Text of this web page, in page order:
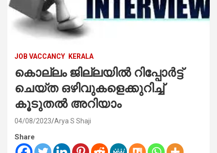
JOB VACCANCY KERALA
കൊല്ലം ജില്ലയിൽ റിപ്പോർട്ട്
ചെയ്‌ത ഒഴിവുകളെക്കുറിച്ച്
കൂടുതൽ അറിയാം
04/08/2023 Arya S Shaji
Share